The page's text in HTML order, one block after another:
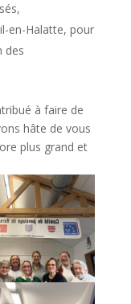
en-Halatte, pour
des
à faire de
hâte de vous
plus grand et